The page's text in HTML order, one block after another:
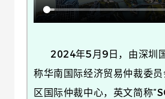
2024年5月9日，由深圳国
称华南国际经济贸易仲裁委
区国际仲裁中心，英文简称